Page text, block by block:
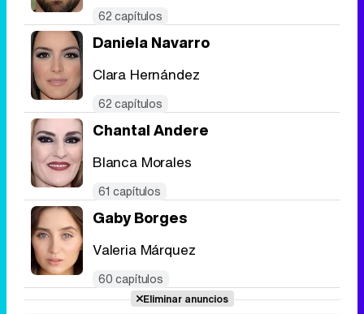
62 capítulos
Daniela Navarro
Clara Hernández
62 capítulos
Chantal Andere
Blanca Morales
61 capítulos
Gaby Borges
Valeria Márquez
60 capítulos
Eliminar anuncios